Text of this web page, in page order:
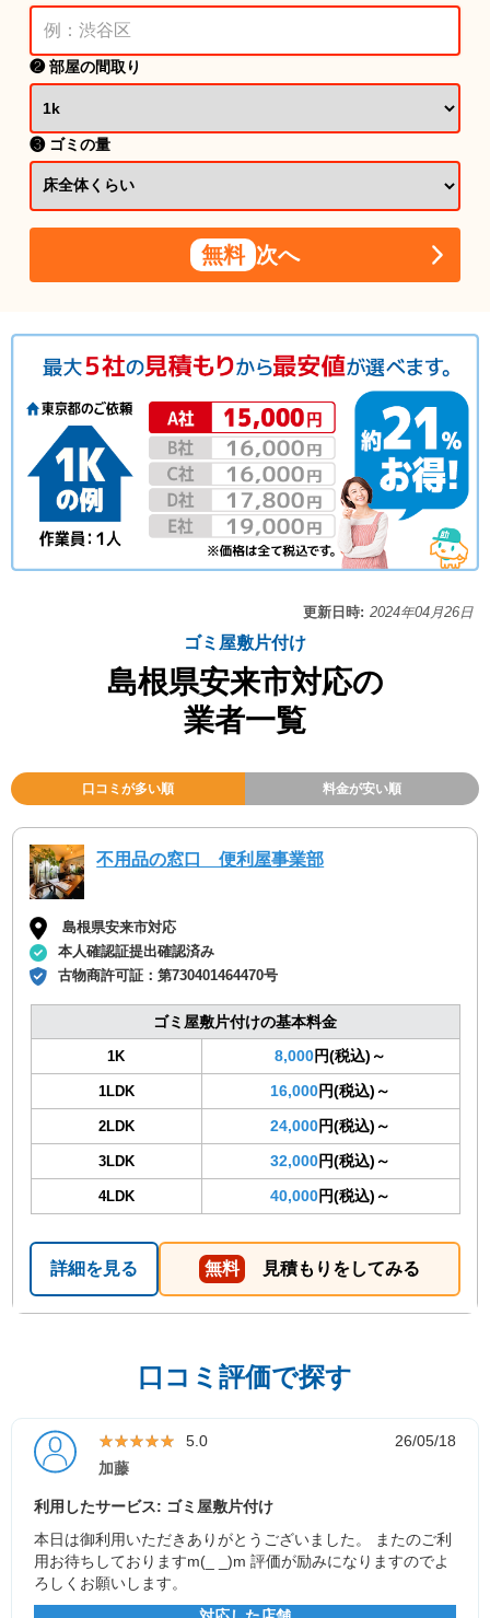
❷ 部屋の間取り
❸ ゴミの量
無料 次へ
更新日時: 2024年04月26日
ゴミ屋敷片付け
島根県安来市対応の
業者一覧
口コミが多い順 料金が安い順
不用品の窓口 便利屋事業部
島根県安来市対応
本人確認証提出確認済み
古物商許可証：第730401464470号
ゴミ屋敷片付けの基本料金
1K 8,000円(税込)～
1LDK 16,000円(税込)～
2LDK 24,000円(税込)～
3LDK 32,000円(税込)～
4LDK 40,000円(税込)～
詳細を見る 無料 見積もりをしてみる
口コミ評価で探す
★★★★★
★★★★★ 5.0
26/05/18
加藤
利用したサービス: ゴミ屋敷片付け
本日は御利用いただきありがとうございました。 またのご利
用お待ちしておりますm(_ _)m 評価が励みになりますのでよ
ろしくお願いします。